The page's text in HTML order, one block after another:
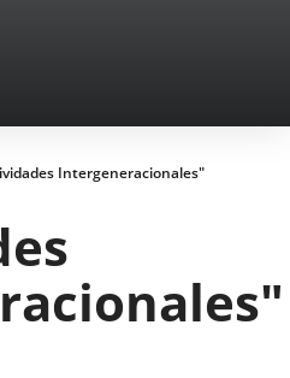
Intergeneracionales"